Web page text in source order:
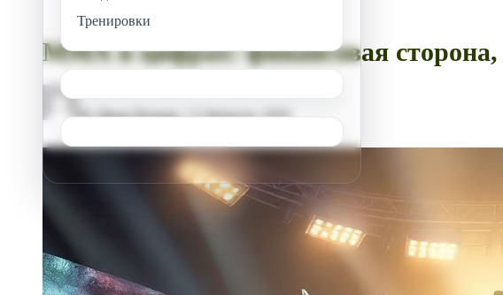
ММА в цифрах: финансовая сторона,
ByИван Петров/13 февраля, 2026
Тренировки